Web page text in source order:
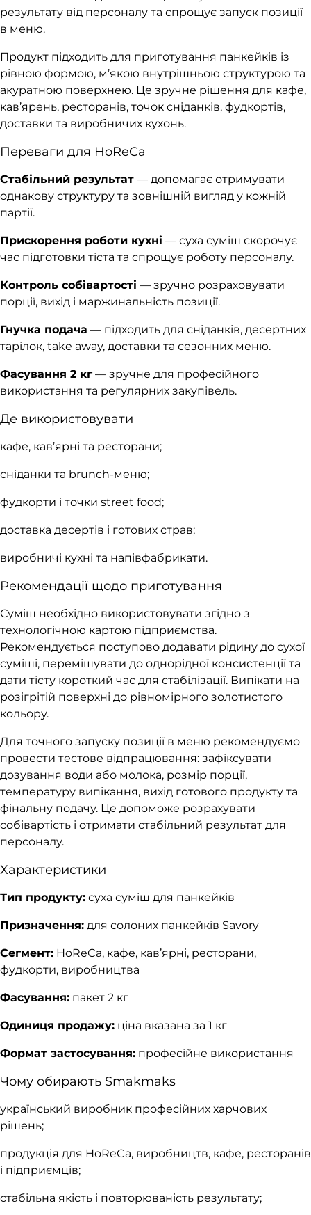
результату від персоналу та спрощує запуск позиції
в меню.
Продукт підходить для приготування панкейків із
рівною формою, м’якою внутрішньою структурою та
акуратною поверхнею. Це зручне рішення для кафе,
кав’ярень, ресторанів, точок сніданків, фудкортів,
доставки та виробничих кухонь.
Переваги для HoReCa
Стабільний результат — допомагає отримувати
однакову структуру та зовнішній вигляд у кожній
партії.
Прискорення роботи кухні — суха суміш скорочує
час підготовки тіста та спрощує роботу персоналу.
Контроль собівартості — зручно розраховувати
порції, вихід і маржинальність позиції.
Гнучка подача — підходить для сніданків, десертних
тарілок, take away, доставки та сезонних меню.
Фасування 2 кг— зручне для професійного
використання та регулярних закупівель.
Де використовувати
кафе, кав’ярні та ресторани;
сніданки та brunch-меню;
фудкорти і точки street food;
доставка десертів і готових страв;
виробничі кухні та напівфабрикати.
Рекомендації щодо приготування
Суміш необхідно використовувати згідно з
технологічною картою підприємства.
Рекомендується поступово додавати рідину до сухої
суміші, перемішувати до однорідної консистенції та
дати тісту короткий час для стабілізації. Випікати на
розігрітій поверхні до рівномірного золотистого
кольору.
Для точного запуску позиції в меню рекомендуємо
провести тестове відпрацювання: зафіксувати
дозування води або молока, розмір порції,
температуру випікання, вихід готового продукту та
фінальну подачу. Це допоможе розрахувати
собівартість і отримати стабільний результат для
персоналу.
Характеристики
Тип продукту: суха суміш для панкейків
Призначення: для солоних панкейків Savory
Сегмент: HoReCa, кафе, кав’ярні, ресторани,
фудкорти, виробництва
Фасування: пакет 2 кг
Одиниця продажу: ціна вказана за 1 кг
Формат застосування: професійне використання
Чому обирають Smakmaks
український виробник професійних харчових
рішень;
продукція для HoReCa, виробництв, кафе, ресторанів
і підприємців;
стабільна якість і повторюваність результату;